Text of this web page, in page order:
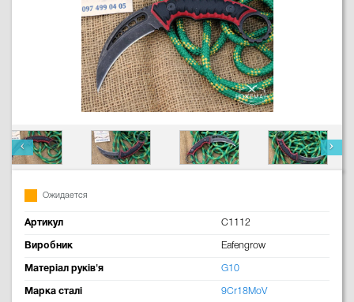
Ожидается
Артикул C1112
Виробник Eafengrow
Матеріал руків'я G10
Марка сталі 9Cr18MoV